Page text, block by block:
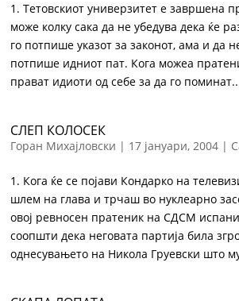
1. Тетовскиот универзитет е завршена
може колку сака да не убедува дека ќе
го потпише указот за законот, ама и да
потпише идниот пат. Кога можеа
прават идиоти од себе за да го
СЛЕП КОЛОСЕК
Горан Михајловски | 17 јануари, 2004 |
1. Кога ќе се појави Кондарко на
шлем на глава и трчаш во нуклеарно
овој ревносен пратеник на СДСМ
соопшти дека неговата партија била
однесувањето на Никола Груевски што